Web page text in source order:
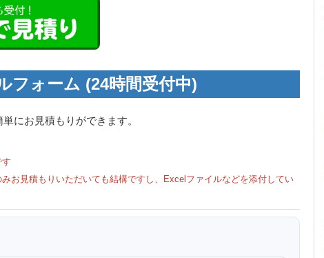
フォーム (24時間受付中)
にお見積もりができます。
お見積もりいただいても結構ですし、Excelファイルなどを添付してい